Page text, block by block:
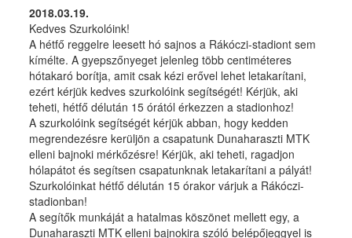
2018.03.19.
Kedves Szurkolóink!
A hétfő reggelre leesett hó sajnos a Rákóczi-stadiont sem
kímélte. A gyepszőnyeget jelenleg több centiméteres
hótakaró borítja, amit csak kézi erővel lehet letakarítani,
ezért kérjük kedves szurkolóink segítségét! Kérjük, aki
teheti, hétfő délután 15 órától érkezzen a stadionhoz!
A szurkolóink segítségét kérjük abban, hogy kedden
megrendezésre kerüljön a csapatunk Dunaharaszti MTK
elleni bajnoki mérkőzésre! Kérjük, aki teheti, ragadjon
hólapátot és segítsen csapatunknak letakarítani a pályát!
Szurkolóinkat hétfő délután 15 órakor várjuk a Rákóczi-
stadionban!
A segítők munkáját a hatalmas köszönet mellett egy, a
Dunaharaszti MTK elleni bajnokira szóló belépőjeggyel is